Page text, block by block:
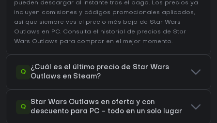
pueden descargar al instante tras el pago. Los precios ya
incluyen comisiones y códigos promocionales aplicados,
así que siempre ves el precio más bajo de Star Wars
Outlaws en PC. Consulta el
historial de precios de Star
Wars Outlaws para comprar en el mejor momento.
Q
¿Cuál es el último precio de Star Wars
Outlaws en Steam?
Q
Star Wars Outlaws en oferta y con
descuento para PC - todo en un solo lugar